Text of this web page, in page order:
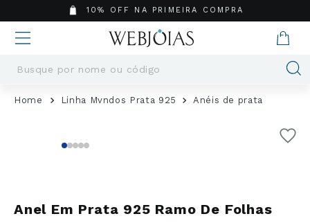
10% OFF NA PRIMEIRA COMPRA
Busque por nome ou código
Linha Mvndos Prata 925 Anéis de prata
Anel Em Prata 925 Ramo De Folhas
Termos mais buscados
6º
Argola